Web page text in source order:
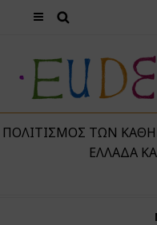
ΤΩΝ
ΕΛΛΆΔΑ